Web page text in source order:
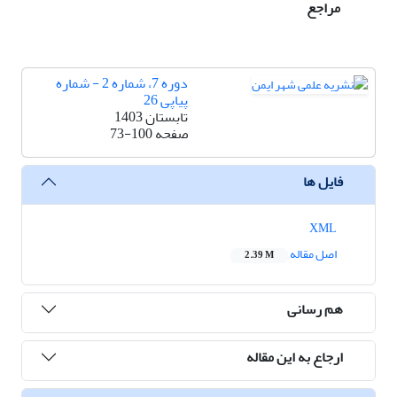
مراجع
دوره 7، شماره 2 - شماره
پیاپی 26
تابستان 1403
صفحه73-100
فایل ها
اصل مقاله
2.39 M
هم رسانی
ارجاع به این مقاله